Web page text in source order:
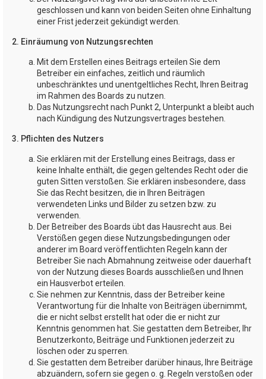
geschlossen und kann von beiden Seiten ohne Einhaltung
einer Frist jederzeit gekündigt werden.
2. Einräumung von Nutzungsrechten
Mit dem Erstellen eines Beitrags erteilen Sie dem
Betreiber ein einfaches, zeitlich und räumlich
unbeschränktes und unentgeltliches Recht, Ihren Beitrag
im Rahmen des Boards zu nutzen.
Das Nutzungsrecht nach Punkt 2, Unterpunkt a bleibt auch
nach Kündigung des Nutzungsvertrages bestehen.
3. Pflichten des Nutzers
Sie erklären mit der Erstellung eines Beitrags, dass er
keine Inhalte enthält, die gegen geltendes Recht oder die
guten Sitten verstoßen. Sie erklären insbesondere, dass
Sie das Recht besitzen, die in Ihren Beiträgen
verwendeten Links und Bilder zu setzen bzw. zu
verwenden.
Der Betreiber des Boards übt das Hausrecht aus. Bei
Verstößen gegen diese Nutzungsbedingungen oder
anderer im Board veröffentlichten Regeln kann der
Betreiber Sie nach Abmahnung zeitweise oder dauerhaft
von der Nutzung dieses Boards ausschließen und Ihnen
ein Hausverbot erteilen.
Sie nehmen zur Kenntnis, dass der Betreiber keine
Verantwortung für die Inhalte von Beiträgen übernimmt,
die er nicht selbst erstellt hat oder die er nicht zur
Kenntnis genommen hat. Sie gestatten dem Betreiber, Ihr
Benutzerkonto, Beiträge und Funktionen jederzeit zu
löschen oder zu sperren.
Sie gestatten dem Betreiber darüber hinaus, Ihre Beiträge
abzuändern, sofern sie gegen o. g. Regeln verstoßen oder